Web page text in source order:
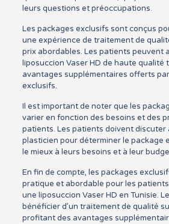
leurs questions et préoccupations.
Les packages exclusifs sont conçus
une expérience de traitement de
prix abordables. Les patients peuvent
liposuccion Vaser HD de haute
avantages supplémentaires offerts
exclusifs.
Il est important de noter que les
varier en fonction des besoins et des
patients. Les patients doivent discuter
plasticien pour déterminer le package
le mieux à leurs besoins et à leur
En fin de compte, les packages
pratique et abordable pour les
une liposuccion Vaser HD en Tunisie.
bénéficier d’un traitement de qualité
profitant des avantages